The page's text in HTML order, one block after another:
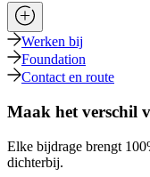
Werken bij
Foundation
Contact en route
Maak het verschil
Elke bijdrage brengt
dichterbij.